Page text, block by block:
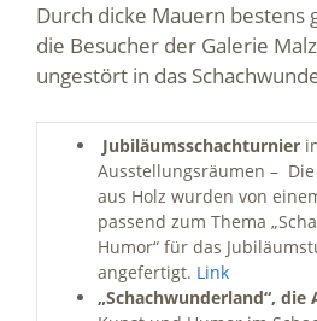
Durch dicke Mauern bestens
die Besucher der Galerie
ungestört in das
Jubiläumsschachturnier
Ausstellungsräumen – Die
aus Holz wurden von
passend zum Thema
Humor“ für das
angefertigt. Link
„Schachwunderland“, die